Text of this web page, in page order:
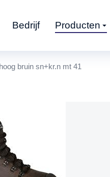
Bedrijf Producten
bruin sn+kr.n mt 41